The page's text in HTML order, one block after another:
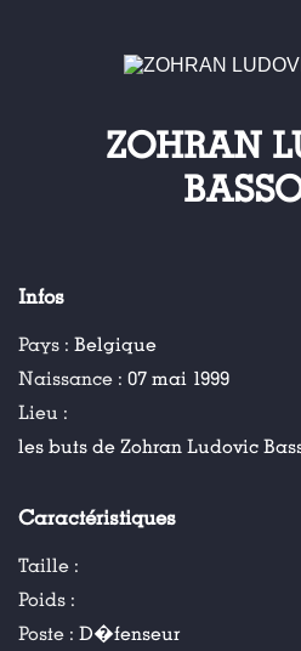
ZOHRAN
Infos
Pays : Belgique
Naissance : 07 mai 1999
Lieu :
les buts de Zohran Ludovic
Caractéristiques
Taille :
Poids :
Poste : D�fenseur